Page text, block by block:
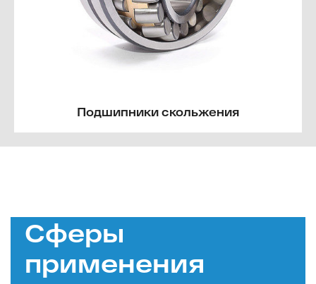
Подшипники скольжения
Сферы
применения